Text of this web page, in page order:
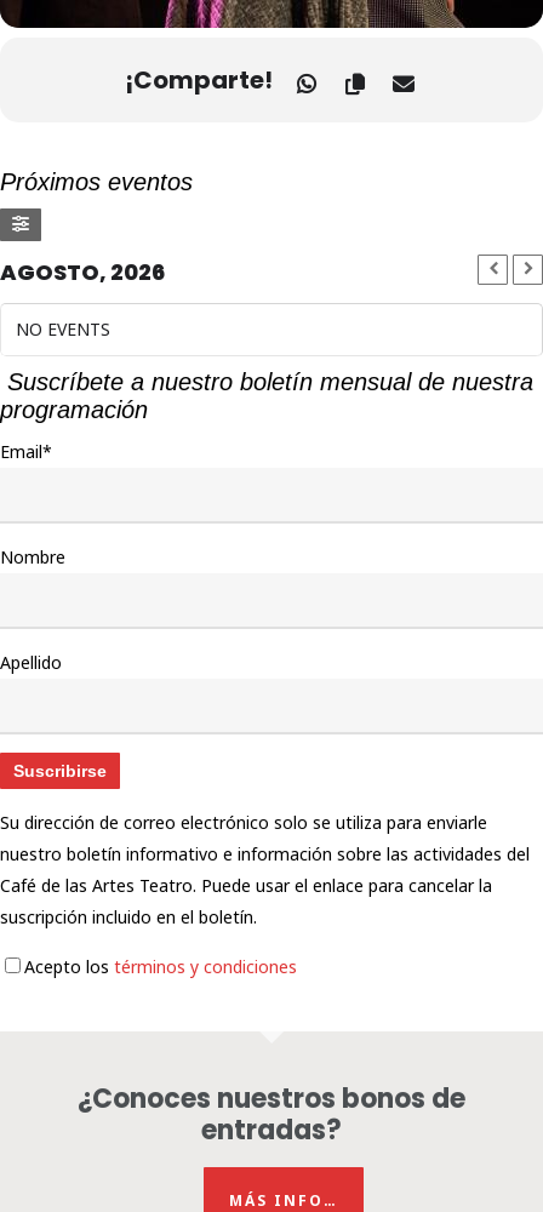
¡Comparte!
Próximos eventos
AGOSTO, 2026
NO EVENTS
Suscríbete a nuestro boletín mensual de nuestra
programación
Email*
Nombre
Apellido
Su dirección de correo electrónico solo se utiliza para enviarle
nuestro boletín informativo e información sobre las actividades del
Café de las Artes Teatro. Puede usar el enlace para cancelar la
suscripción incluido en el boletín.
Acepto los términos y condiciones
¿Conoces nuestros bonos de
entradas?
MÁS INFO…